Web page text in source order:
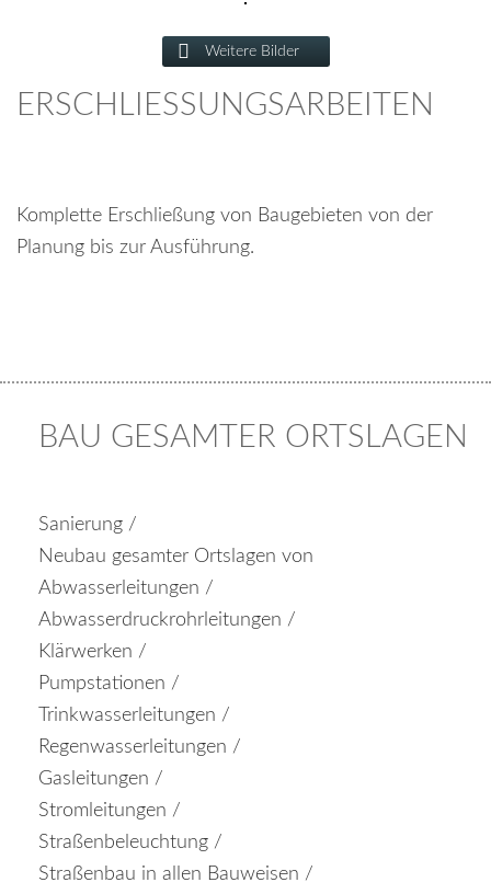
Weitere Bilder
ERSCHLIESSUNGSARBEITEN
Komplette Erschließung von Baugebieten von der
Planung bis zur Ausführung.
BAU GESAMTER ORTSLAGEN
Sanierung /
Neubau gesamter Ortslagen von
Abwasserleitungen /
Abwasserdruckrohrleitungen /
Klärwerken /
Pumpstationen /
Trinkwasserleitungen /
Regenwasserleitungen /
Gasleitungen /
Stromleitungen /
Straßenbeleuchtung /
Straßenbau in allen Bauweisen /